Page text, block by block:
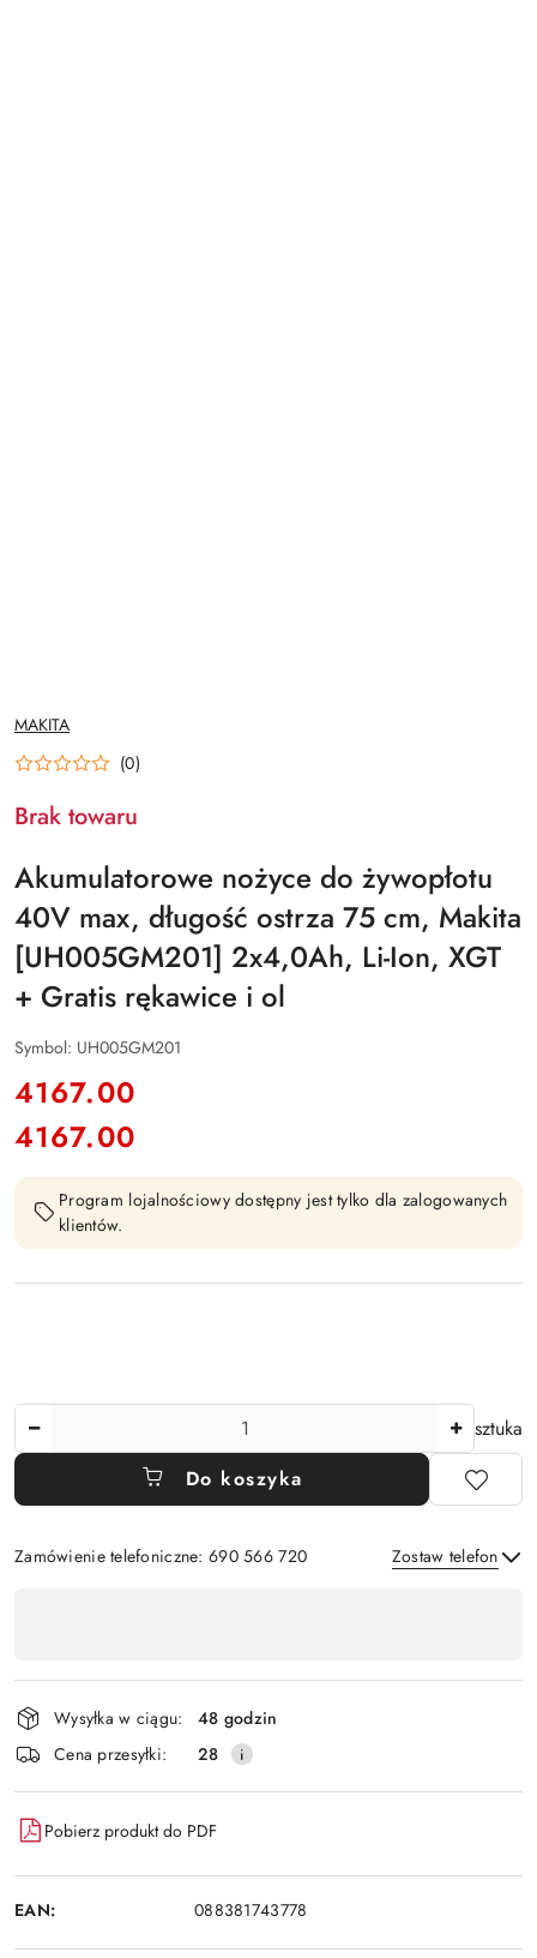
NAZWA
PRODUCENTA:
MAKITA
(0)
Brak towaru
Akumulatorowe nożyce do żywopłotu
40V max, długość ostrza 75 cm, Makita
[UH005GM201] 2x4,0Ah, Li-Ion, XGT
+ Gratis rękawice i ol
Symbol: UH005GM201
cena:
4167.00
Cena:
4167.00
Program lojalnościowy dostępny jest tylko dla zalogowanych
klientów.
sztuka
Do koszyka
Zamówienie telefoniczne: 690 566 720 Zostaw telefon
płatność
i
dostawa
Wysyłka w ciągu:
48 godzin
Cena przesyłki:
28
Pobierz produkt do PDF
EAN: 088381743778